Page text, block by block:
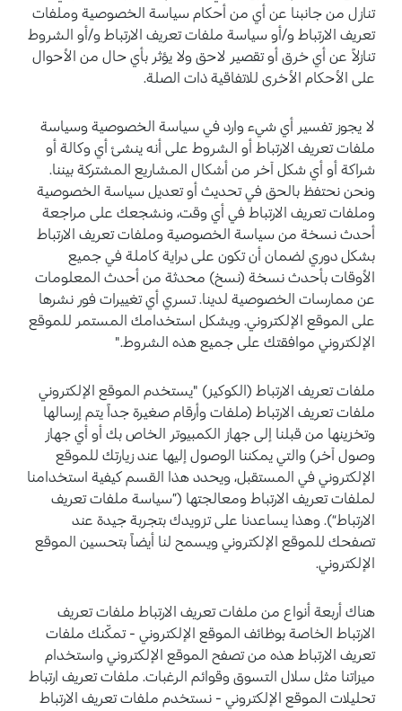
تنازل من جانبنا عن أي من أحكام سياسة الخصوصية وملفات
تعريف الارتباط و/أو سياسة ملفات تعريف الارتباط و/أو الشروط
تنازلاً عن أي خرق أو تقصير لاحق ولا يؤثر بأي حال من الأحوال
على الأحكام الأخرى للاتفاقية ذات الصلة.
لا يجوز تفسير أي شيء وارد في سياسة الخصوصية وسياسة
ملفات تعريف الارتباط أو الشروط على أنه ينشئ أي وكالة أو
شراكة أو أي شكل آخر من أشكال المشاريع المشتركة بيننا.
ونحن نحتفظ بالحق في تحديث أو تعديل سياسة الخصوصية
وملفات تعريف الارتباط في أي وقت، ونشجعك على مراجعة
أحدث نسخة من سياسة الخصوصية وملفات تعريف الارتباط
بشكل دوري لضمان أن تكون على دراية كاملة في جميع
الأوقات بأحدث نسخة (نسخ) محدثة من أحدث المعلومات
عن ممارسات الخصوصية لدينا. تسري أي تغييرات فور نشرها
على الموقع الإلكتروني. ويشكل استخدامك المستمر للموقع
الإلكتروني موافقتك على جميع هذه الشروط."
ملفات تعريف الارتباط (الكوكيز) "يستخدم الموقع الإلكتروني
ملفات تعريف الارتباط (ملفات وأرقام صغيرة جداً يتم إرسالها
وتخزينها من قبلنا إلى جهاز الكمبيوتر الخاص بك أو أي جهاز
وصول آخر) والتي يمكننا الوصول إليها عند زيارتك للموقع
الإلكتروني في المستقبل، ويحدد هذا القسم كيفية استخدامنا
لملفات تعريف الارتباط ومعالجتها (”سياسة ملفات تعريف
الارتباط“). وهذا يساعدنا على تزويدك بتجربة جيدة عند
تصفحك للموقع الإلكتروني ويسمح لنا أيضاً بتحسين الموقع
الإلكتروني.
هناك أربعة أنواع من ملفات تعريف الارتباط ملفات تعريف
الارتباط الخاصة بوظائف الموقع الإلكتروني - تمكّنك ملفات
تعريف الارتباط هذه من تصفح الموقع الإلكتروني واستخدام
ميزاتنا مثل سلال التسوق وقوائم الرغبات. ملفات تعريف ارتباط
تحليلات الموقع الإلكتروني - نستخدم ملفات تعريف الارتباط